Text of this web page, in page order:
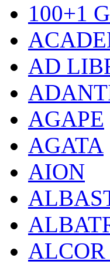
100+1
AD
AGAPE
AGATA
AION